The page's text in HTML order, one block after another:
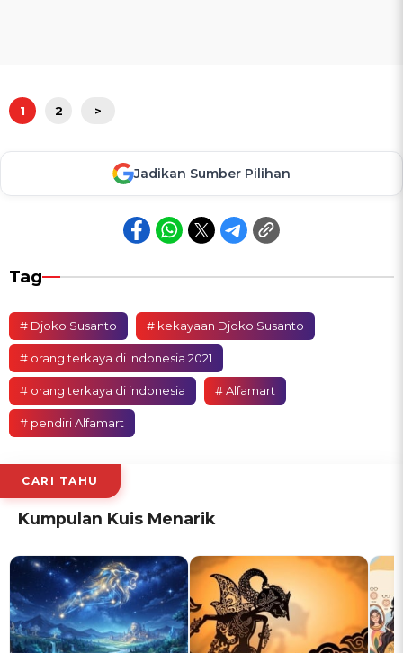
1 2 >
Jadikan Sumber Pilihan
Tag
# Djoko Susanto # kekayaan Djoko Susanto
# orang terkaya di Indonesia 2021
# orang terkaya di indonesia # Alfamart
# pendiri Alfamart
CARI TAHU
Kumpulan Kuis Menarik